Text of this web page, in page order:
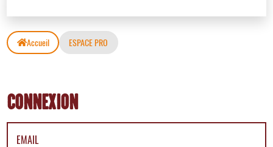
Accueil ESPACE PRO
CONNEXION
EMAIL